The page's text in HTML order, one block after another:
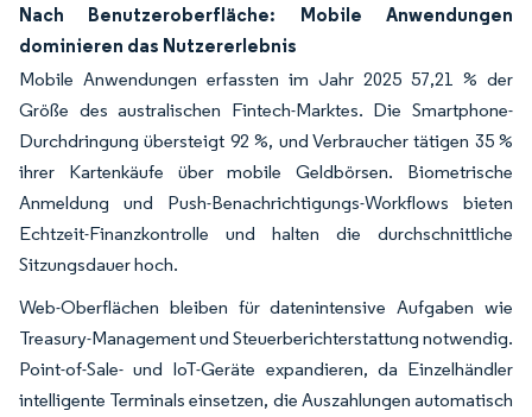
Nach Benutzeroberfläche: Mobile Anwendungen
dominieren das Nutzererlebnis
Mobile Anwendungen erfassten im Jahr 2025 57,21 % der
Größe des australischen Fintech-Marktes. Die Smartphone-
Durchdringung übersteigt 92 %, und Verbraucher tätigen 35 %
ihrer Kartenkäufe über mobile Geldbörsen. Biometrische
Anmeldung und Push-Benachrichtigungs-Workflows bieten
Echtzeit-Finanzkontrolle und halten die durchschnittliche
Sitzungsdauer hoch.
Web-Oberflächen bleiben für datenintensive Aufgaben wie
Treasury-Management und Steuerberichterstattung notwendig.
Point-of-Sale- und IoT-Geräte expandieren, da Einzelhändler
intelligente Terminals einsetzen, die Auszahlungen automatisch